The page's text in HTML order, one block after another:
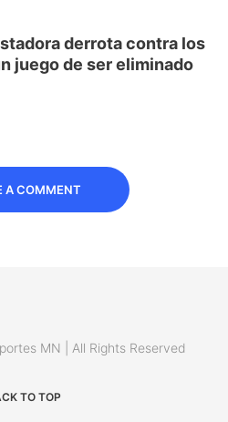
derrota contra los
juego de ser eliminado
A COMMENT
MN | All Rights Reserved
TO TOP